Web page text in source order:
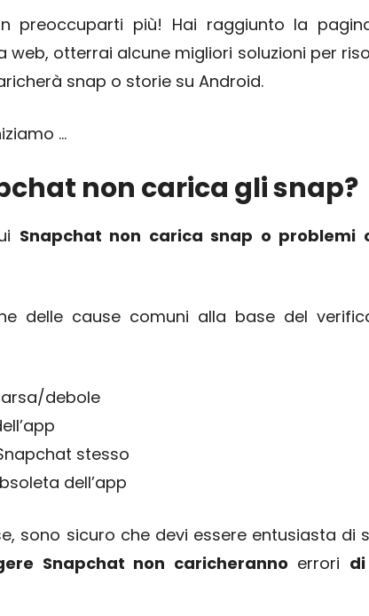
preoccuparti più! Hai raggiunto la
web, otterrai alcune migliori soluzioni per
snap o storie su Android.
…
non carica gli snap?
Snapchat non carica snap o problemi
delle cause comuni alla base del
debole
stesso
dell’app
sono sicuro che devi essere entusiasta di
Snapchat non caricheranno errori